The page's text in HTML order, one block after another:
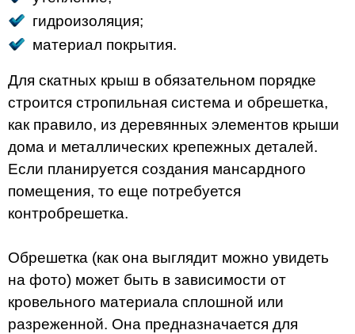
гидроизоляция;
материал покрытия.
Для скатных крыш в обязательном порядке
строится стропильная система и обрешетка,
как правило, из деревянных элементов крыши
дома и металлических крепежных деталей.
Если планируется создания мансардного
помещения, то еще потребуется
контробрешетка.
Обрешетка (как она выглядит можно увидеть
на фото) может быть в зависимости от
кровельного материала сплошной или
разреженной. Она предназначается для